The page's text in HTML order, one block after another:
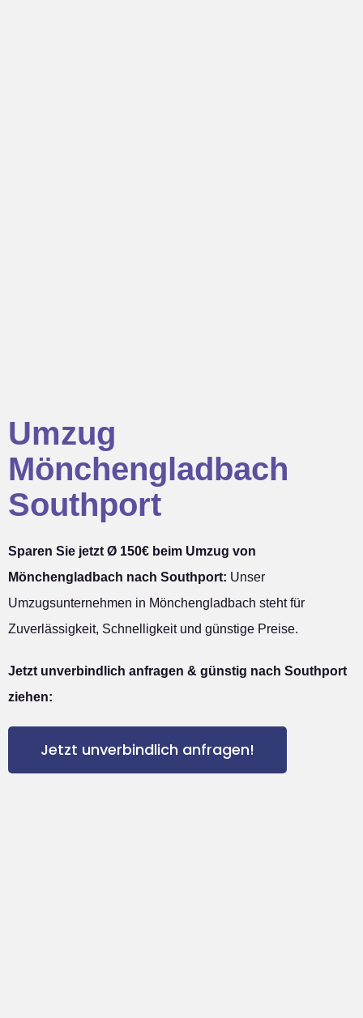
Umzug
Mönchengladbach
Southport
Sparen Sie jetzt Ø 150€ beim Umzug von
Mönchengladbach nach Southport: Unser
Umzugsunternehmen in Mönchengladbach steht für
Zuverlässigkeit, Schnelligkeit und günstige Preise.
Jetzt unverbindlich anfragen & günstig nach Southport
ziehen:
Jetzt unverbindlich anfragen!